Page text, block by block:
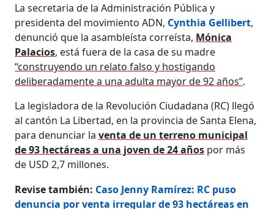
La secretaria de la Administración Pública y
presidenta del movimiento ADN, Cynthia Gellibert,
denunció que la asambleísta correísta, Mónica
Palacios, está fuera de la casa de su madre
“construyendo un relato falso y hostigando
deliberadamente a una adulta mayor de 92 años”.
La legisladora de la Revolución Ciudadana (RC) llegó
al cantón La Libertad, en la provincia de Santa Elena,
para denunciar laventa de un terreno municipal
de 93 hectáreas a una joven de 24 años por más
de USD 2,7 millones.
Revise también: Caso Jenny Ramírez: RC puso
denuncia por venta irregular de 93 hectáreas en